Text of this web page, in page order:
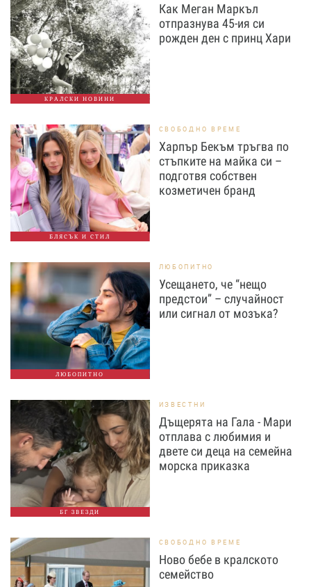
КРАЛСКИ НОВИНИ
Как Меган Маркъл
отпразнува 45-ия си
рожден ден с принц Хари
БЛЯСЪК И СТИЛ
СВОБОДНО ВРЕМЕ
Харпър Бекъм тръгва по
стъпките на майка си –
подготвя собствен
козметичен бранд
ЛЮБОПИТНО
ЛЮБОПИТНО
Усещането, че “нещо
предстои” – случайност
или сигнал от мозъка?
БГ ЗВЕЗДИ
ИЗВЕСТНИ
Дъщерята на Гала - Мари
отплава с любимия и
двете си деца на семейна
морска приказка
СВОБОДНО ВРЕМЕ
Ново бебе в кралското
семейство